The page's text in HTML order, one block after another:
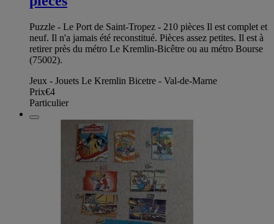
Puzzle - Le Port de Saint-Tropez - 210 pièces Il est complet et
neuf. Il n'a jamais été reconstitué. Pièces assez petites. Il est à
retirer près du métro Le Kremlin-Bicêtre ou au métro Bourse
(75002).
Jeux - Jouets Le Kremlin Bicetre - Val-de-Marne
Prix€4
Particulier